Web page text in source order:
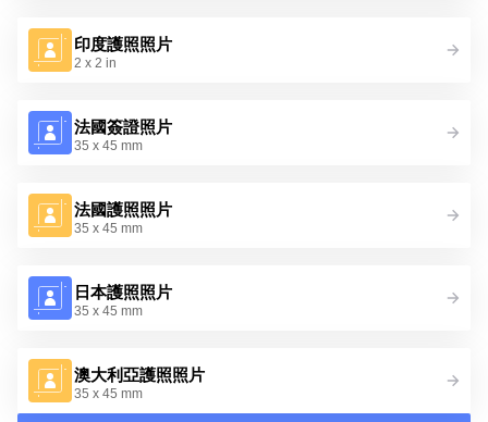
印度護照照片
2 x 2 in
法國簽證照片
35 x 45 mm
法國護照照片
35 x 45 mm
日本護照照片
35 x 45 mm
澳大利亞護照照片
35 x 45 mm